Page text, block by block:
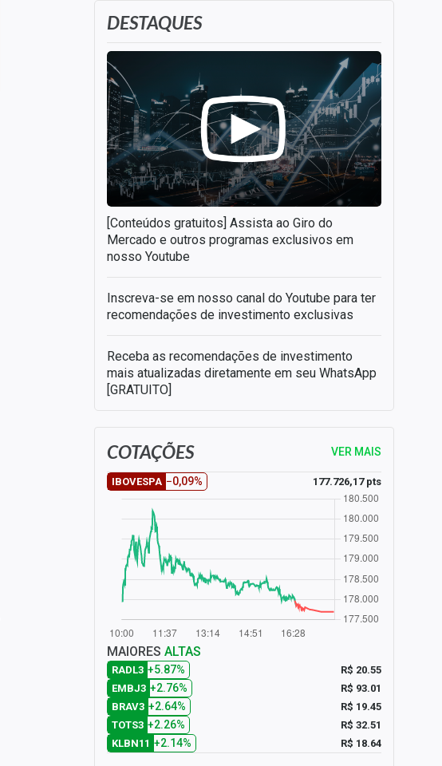
DESTAQUES
[Conteúdos gratuitos] Assista ao Giro do
Mercado e outros programas exclusivos em
nosso Youtube
Inscreva-se em nosso canal do Youtube para ter
recomendações de investimento exclusivas
Receba as recomendações de investimento
mais atualizadas diretamente em seu WhatsApp
[GRATUITO]
COTAÇÕES VER MAIS
IBOVESPA −0,09% 177.726,17 pts
MAIORES ALTAS
RADL3 +5.87%
R$ 20.55
EMBJ3 +2.76%
R$ 93.01
BRAV3 +2.64%
R$ 19.45
TOTS3 +2.26%
R$ 32.51
KLBN11 +2.14% R$ 18.64